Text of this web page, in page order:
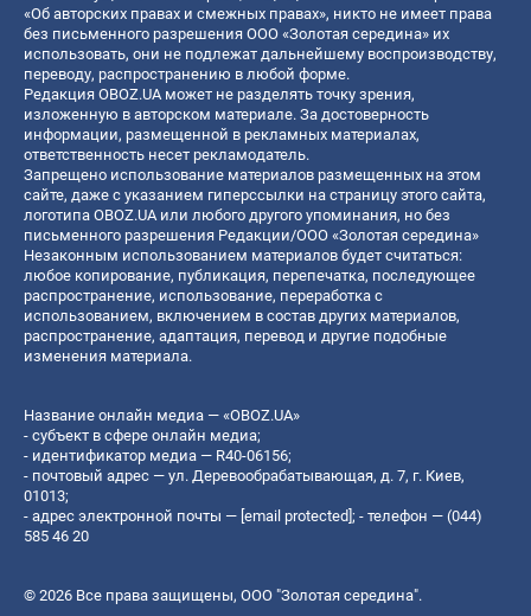
«Об авторских правах и смежных правах», никто не имеет права
без письменного разрешения ООО «Золотая середина» их
использовать, они не подлежат дальнейшему воспроизводству,
переводу, распространению в любой форме.
Редакция OBOZ.UA может не разделять точку зрения,
изложенную в авторском материале. За достоверность
информации, размещенной в рекламных материалах,
ответственность несет рекламодатель.
Запрещено использование материалов размещенных на этом
сайте, даже с указанием гиперссылки на страницу этого сайта,
логотипа OBOZ.UA или любого другого упоминания, но без
письменного разрешения Редакции/ООО «Золотая середина»
Незаконным использованием материалов будет считаться:
любое копирование, публикация, перепечатка, последующее
распространение, использование, переработка с
использованием, включением в состав других материалов,
распространение, адаптация, перевод и другие подобные
изменения материала.
Название онлайн медиа — «OBOZ.UA»
- субъект в сфере онлайн медиа;
- идентификатор медиа — R40-06156;
- почтовый адрес — ул. Деревообрабатывающая, д. 7, г. Киев,
01013;
- адрес электронной почты — [email protected] ; - телефон — (044)
585 46 20
© 2026 Все права защищены, ООО "Золотая середина".